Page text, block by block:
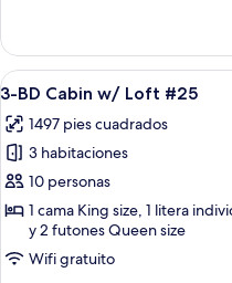
Deluxe,
habitaciones,
al
lago
Abrir
todas
las
fotos
de
3-
Cabin
10
3-BD Cabin w/ Loft #25
1497 pies cuadrados
3 habitaciones
10 personas
1 cama King size, 1 litera
y 2 futones Queen size
Wifi gratuito